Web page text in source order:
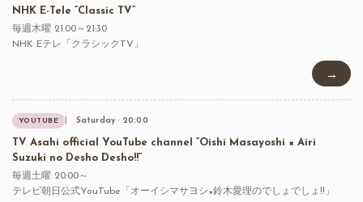
NHK E-Tele “Classic TV”
毎週木曜 21:00～21:30
NHK Eテレ「クラシックTV」
→
YOUTUBE Saturday · 20:00
TV Asahi official YouTube channel “Oishi Masayoshi × Airi
Suzuki no Desho Desho!!”
毎週土曜 20:00～
テレビ朝日公式YouTube「オーイシマサヨシ×鈴木愛理のでしょでしょ!!」